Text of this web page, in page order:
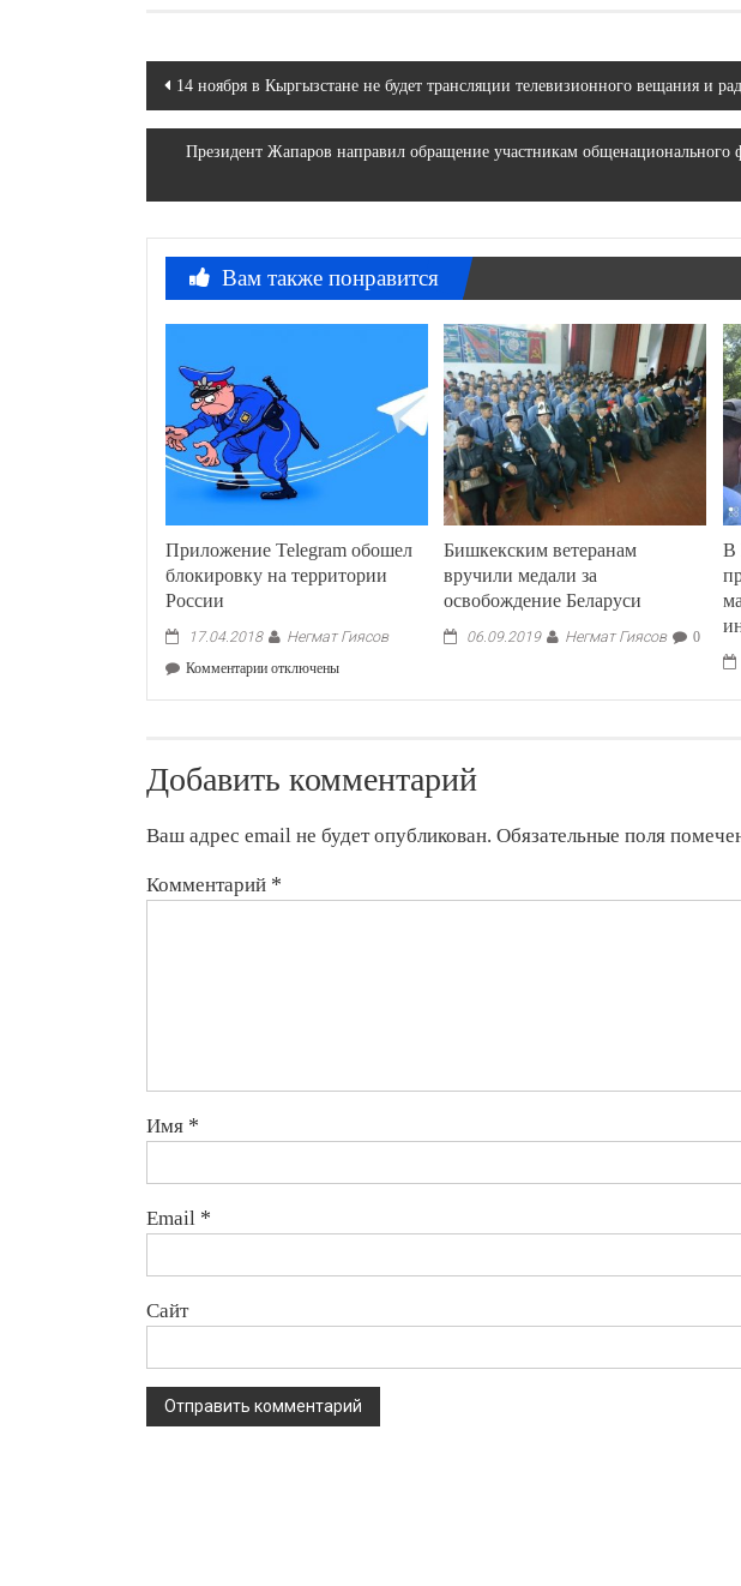
Навигация
по
записям
14 ноября в Кыргызстане не будет трансляции телевизионного вещания и
Президент Жапаров направил обращение участникам
Вам также понравится
Приложение Telegram обошел
блокировку на территории
России
17.04.2018 Негмат Гиясов
Комментариик
блокировку
на
России
отключены
Бишкекским ветеранам
вручили медали за
освобождение Беларуси
06.09.2019 Негмат Гиясов 0
В
Добавить комментарий
Ваш адрес email не будет опубликован. Обязательные поля
Комментарий *
Имя *
Email *
Сайт